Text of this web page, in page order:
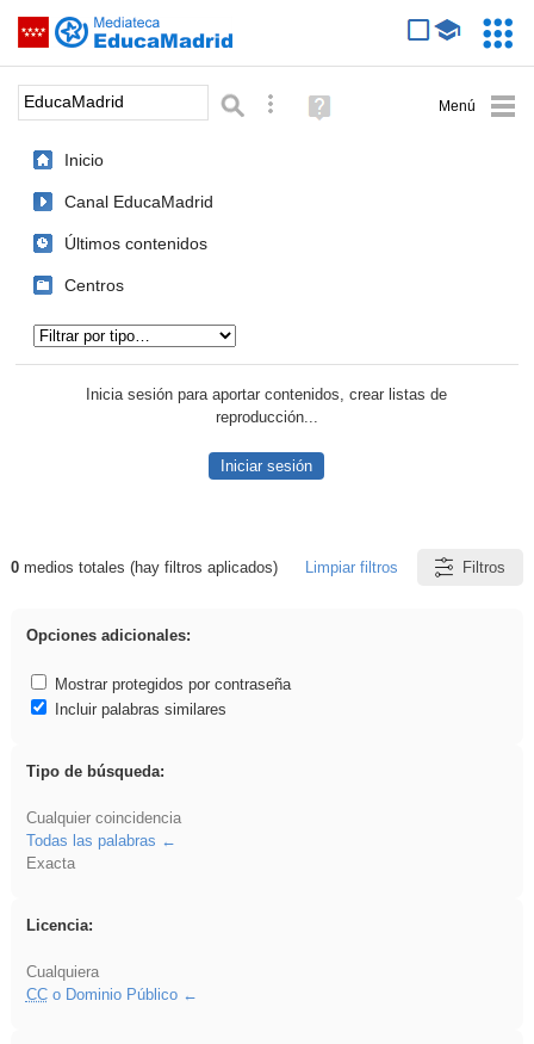
Saltar navegación
Palabra o frase: Búsqueda avanzada
Ayuda
(en
Inicio
Canal EducaMadrid
Últimos contenidos
Centros
Inicia sesión para aportar contenidos, crear listas de
reproducción...
Iniciar sesión
Resultados de: EducaMadrid
0medios totales (hay filtros aplicados) Limpiar filtros Filtros
Opciones adicionales:
Mostrar protegidos por contraseña
Incluir palabras similares
Tipo de búsqueda:
Cualquier coincidencia
Todas las palabras
Exacta
Licencia:
Cualquiera
CCo Dominio Público